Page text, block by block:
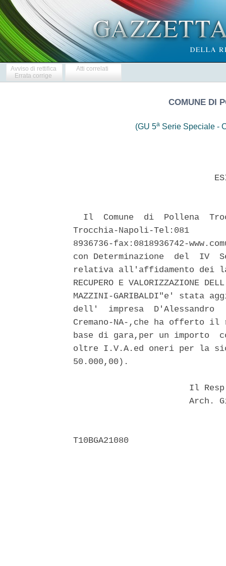
Avviso di rettifica
Errata corrige
Atti correlati
COMUNE DI
(GU 5a Serie Speciale -
Il  Comune  di  Pollena
Trocchia-Napoli-Tel:081
8936736-fax:0818936742-
con Determinazione  del  IV
relativa all'affidamento dei
RECUPERO E VALORIZZAZIONE
MAZZINI-GARIBALDI"e'
dell'  impresa
Cremano-NA-,che ha offerto
base di gara,per un importo
oltre I.V.A.ed oneri per la
50.000,00).
Il
Arch.